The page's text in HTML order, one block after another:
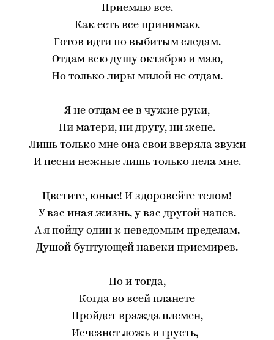
Приемлю все.
Как есть все принимаю.
Готов идти по выбитым следам.
Отдам всю душу октябрю и маю,
Но только лиры милой не отдам.
Я не отдам ее в чужие руки,
Ни матери, ни другу, ни жене.
Лишь только мне она свои вверяла звуки
И песни нежные лишь только пела мне.
Цветите, юные! И здоровейте телом!
У вас иная жизнь, у вас другой напев.
А я пойду один к неведомым пределам,
Душой бунтующей навеки присмирев.
Но и тогда,
Когда во всей планете
Пройдет вражда племен,
Исчезнет ложь и грусть,-